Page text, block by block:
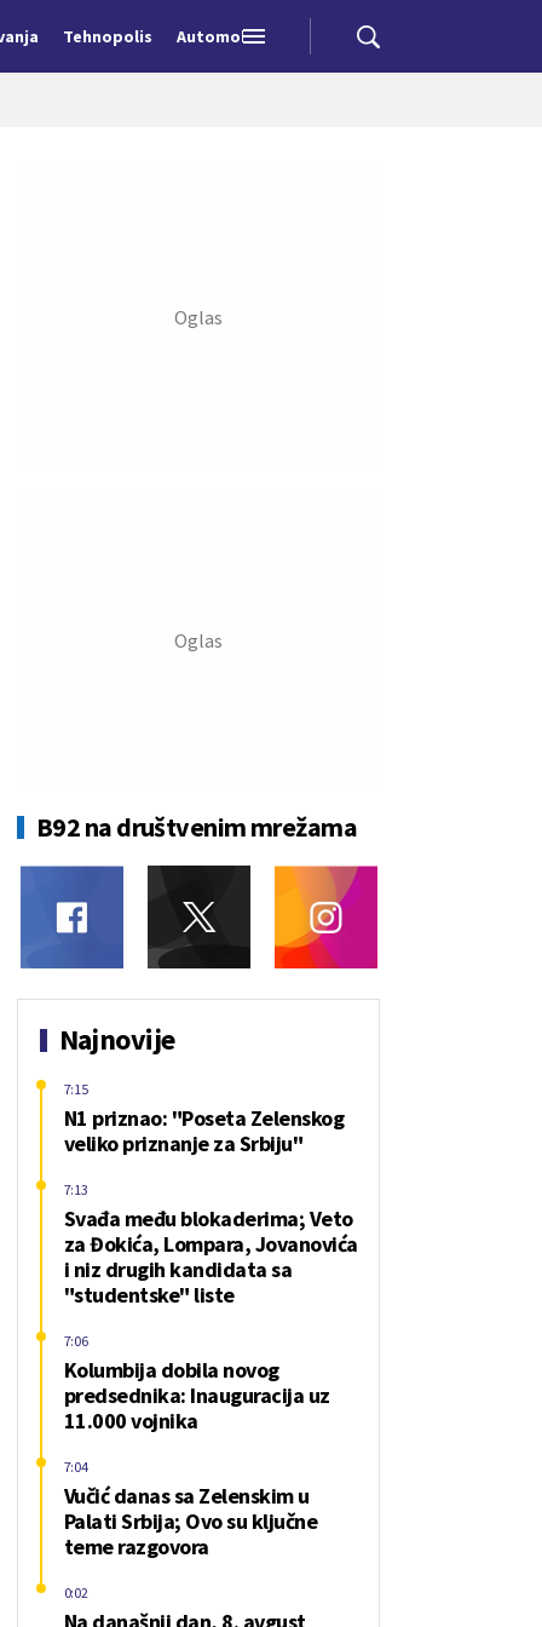
Tehnopolis Automobili
B92 na društvenim mrežama
Najnovije
N1 priznao: "Poseta Zelenskog
veliko priznanje za Srbiju"
7:15
Svađa među blokaderima; Veto
za Đokića, Lompara, Jovanovića
i niz drugih kandidata sa
"studentske" liste
7:13
Kolumbija dobila novog
predsednika: Inauguracija uz
11.000 vojnika
7:06
Vučić danas sa Zelenskim u
Palati Srbija; Ovo su ključne
teme razgovora
7:04
0:02